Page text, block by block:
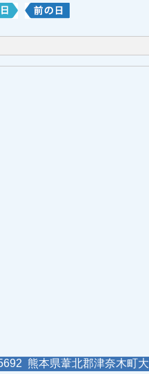
熊本県葦北郡津奈木町